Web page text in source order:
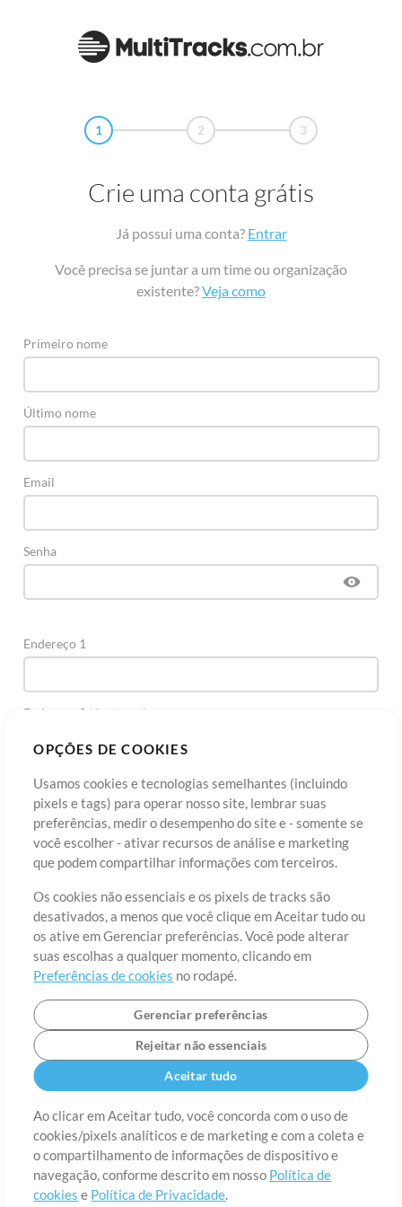
OPÇÕES DE COOKIES
Usamos cookies e tecnologias semelhantes (incluindo
pixels e tags) para operar nosso site, lembrar suas
preferências, medir o desempenho do site e - somente se
você escolher - ativar recursos de análise e marketing
que podem compartilhar informações com terceiros.
Os cookies não essenciais e os pixels de tracks são
desativados, a menos que você clique em Aceitar tudo ou
os ative em Gerenciar preferências. Você pode alterar
suas escolhas a qualquer momento, clicando em
Preferências de cookies no rodapé.
Gerenciar preferências
Rejeitar não essenciais
Aceitar tudo
Ao clicar em Aceitar tudo, você concorda com o uso de
cookies/pixels analíticos e de marketing e com a coleta e
o compartilhamento de informações de dispositivo e
navegação, conforme descrito em nosso Política de
cookies e Política de Privacidade.
1 2 3
Crie uma conta grátis
Já possui uma conta? Entrar
Você precisa se juntar a um time ou organização
existente?Veja como
Primeiro nome
Último nome
Email
Senha
Endereço 1
Endereço 2 (Opcional)
Cidade
País CEP
Estado Idioma
Sobre Termos de Uso Política de Privacidade
Preferências de
cookies
Contato
©2006-2026 por MultiTracks LLC. Todos os Direitos Reservados.